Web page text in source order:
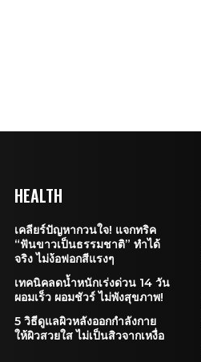
HEALTH
เคลียร์ปัญหากวนใจ! แจกทริค
“ฟันขาวเป็นธรรมชาติ” ทำได้
จริง ไม่ง้อฟอกสีแรงๆ
เทคนิคลดน้ำหนักเร่งด่วน 14 วัน
ผอมเร็ว ผอมชัวร์ ไม่พังสุขภาพ!
5 วิธีดูแลผิวหลังออกกำลังกาย
ให้ผิวสวยใส ไม่เป็นสิวจากเหงื่อ